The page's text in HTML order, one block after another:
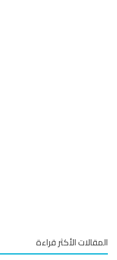
الأكثر قراءة